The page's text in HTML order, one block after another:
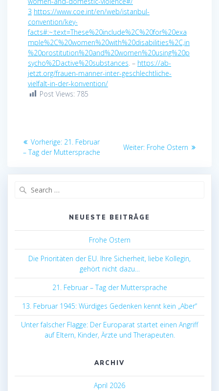
3 https://www.coe.int/en/web/istanbul-
convention/key-
facts#:~:text=These%20include%2C%20for%20exa
mple%2C%20women%20with%20disabilities%2C,in
%20prostitution%20and%20women%20using%20p
sycho%2Dactive%20substances. – https://ab-
jetzt.org/frauen-manner-inter-geschlechtliche-
vielfalt-in-der-konvention/
Post Views: 785
Beitragsnavigation
Vorherige: Vorheriger
Beitrag:
21. Februar
– Tag der Muttersprache
Weiter: Nächster
Frohe Ostern
NEUESTE BEITRÄGE
Frohe Ostern
Die Prioritäten der EU. Ihre Sicherheit, liebe Kollegin,
gehört nicht dazu…
21. Februar – Tag der Muttersprache
13. Februar 1945: Würdiges Gedenken kennt kein „Aber“
Unter falscher Flagge: Der Europarat startet einen Angriff
auf Eltern, Kinder, Ärzte und Therapeuten.
ARCHIV
April 2026